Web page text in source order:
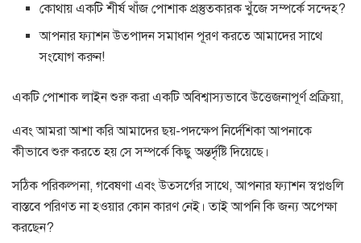
কোথায় একটি শীর্ষ খাঁজ পোশাক প্রস্তুতকারক খুঁজে সম্পর্কে সন্দেহ?
আপনার ফ্যাশন উত্পাদন সমাধান পূরণ করতে আমাদের সাথে
সংযোগ করুন!
একটি পোশাক লাইন শুরু করা একটি অবিশ্বাস্যভাবে উত্তেজনাপূর্ণ প্রক্রিয়া,
এবং আমরা আশা করি আমাদের ছয়-পদক্ষেপ নির্দেশিকা আপনাকে
কীভাবে শুরু করতে হয় সে সম্পর্কে কিছু অন্তর্দৃষ্টি দিয়েছে।
সঠিক পরিকল্পনা, গবেষণা এবং উত্সর্গের সাথে, আপনার ফ্যাশন স্বপ্নগুলি
বাস্তবে পরিণত না হওয়ার কোন কারণ নেই। তাই আপনি কি জন্য অপেক্ষা
করছেন?